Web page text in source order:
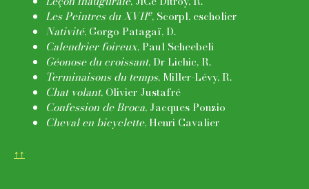
Les Peintres du XVIIe, Scorpl, escholier
Nativité, Gorgo Patagaï, D.
Calendrier foireux, Paul Scheebeli
Géonose du croissant, Dr Lichic, R.
Terminaisons du temps, Miller-Lévy, R.
Chat volant, Olivier Justafré
Confession de Broca, Jacques Ponzio
Cheval en bicyclette, Henri Cavalier
↑↑